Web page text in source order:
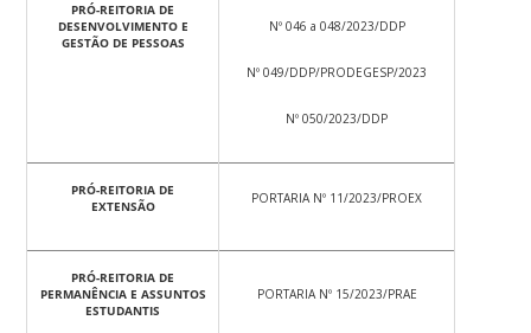
PRÓ-REITORIA DE
DESENVOLVIMENTO E
GESTÃO DE PESSOAS
Nº 046 a 048/2023/DDP
Nº 049/DDP/PRODEGESP/2023
Nº 050/2023/DDP
PRÓ-REITORIA DE
EXTENSÃO
PORTARIA Nº 11/2023/PROEX
PRÓ-REITORIA DE
PERMANÊNCIA E ASSUNTOS
ESTUDANTIS
PORTARIA Nº 15/2023/PRAE